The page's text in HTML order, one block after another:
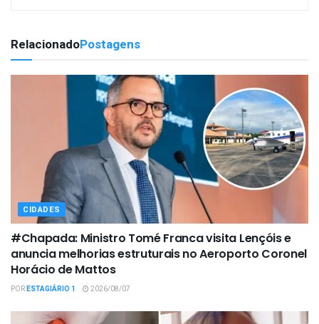
RelacionadoPostagens
CIDADES
#Chapada: Ministro Tomé Franca visita Lençóis e
anuncia melhorias estruturais no Aeroporto Coronel
Horácio de Mattos
PORESTAGIÁRIO 1 2026/08/07